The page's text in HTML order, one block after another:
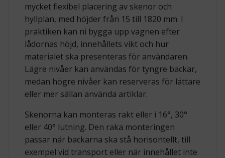
mycket flexibel placering av skenor och
hyllplan, med höjder från 15 till 1820 mm. I
praktiken kan ni bygga upp vagnen efter
lådornas höjd, innehållets vikt och hur
materialet ska presenteras för användaren.
Lägre nivåer kan användas för tyngre backar,
medan högre nivåer kan reserveras för lättare
eller mer sällan använda artiklar.
Skenorna kan monteras rakt eller i 16°, 30°
eller 40° lutning. Den raka monteringen
passar när backarna ska stå horisontellt, till
exempel vid transport eller när innehållet inte